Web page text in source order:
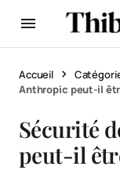
Accueil
Anthropic peut-il
Sécurité
peut-il